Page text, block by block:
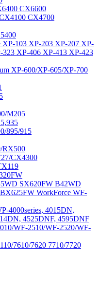
CX6600
CX4700
XP-103 XP-203 XP-207 XP-
XP-406 XP-413 XP-423
XP-600/XP-605/XP-700
M205
895/915
RX500
CX4300
SX620FW B42WD
WorkForce WF-
4000series, 4015DN,
4525DNF, 4595DNF
WF-2510/WF-2520/WF-
7610/7620 7710/7720